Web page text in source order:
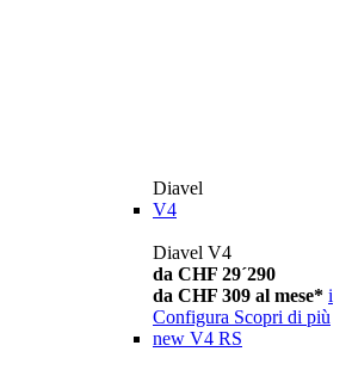
Diavel
V4
Diavel V4
da CHF 29´290
da CHF 309 al mese* i
Configura Scopri di più
new V4 RS